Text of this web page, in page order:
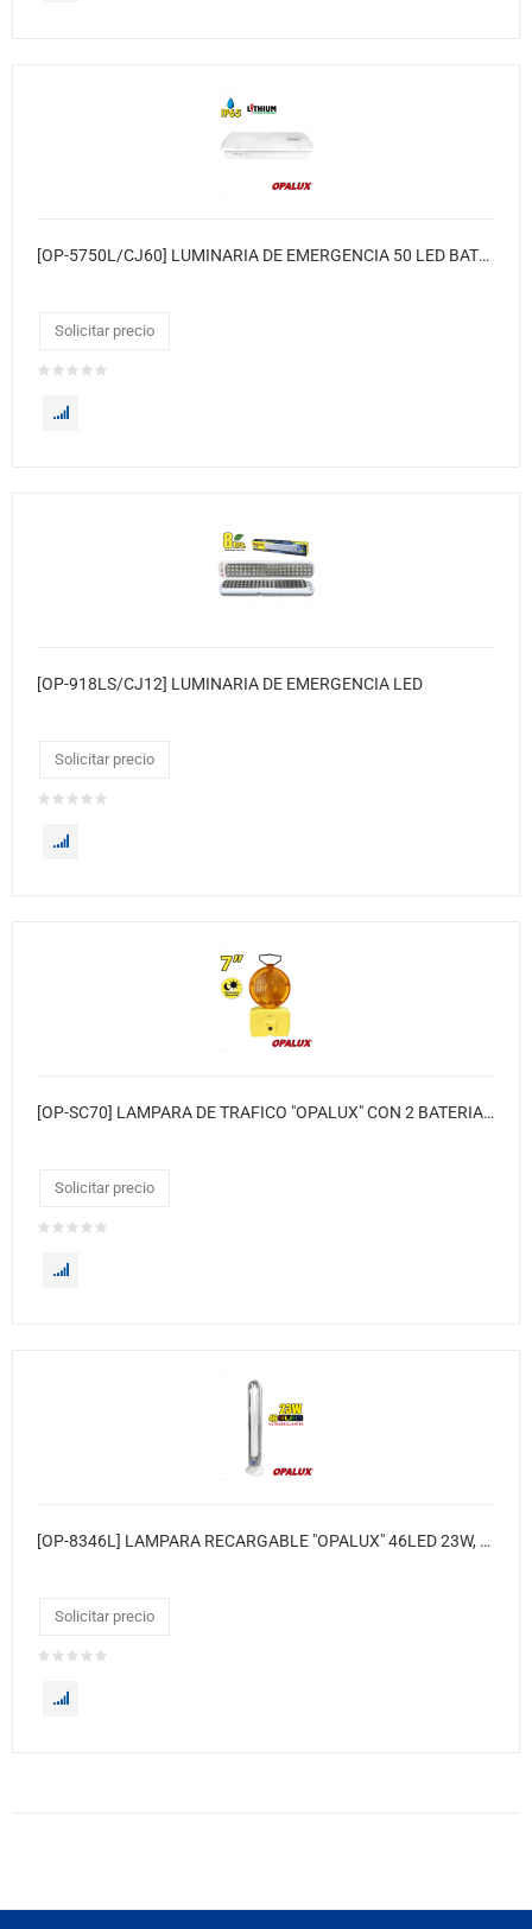
[OP-5750L/CJ60] LUMINARIA DE EMERGENCIA 50 LED BATERÍA LITIO RECARGABLE
Solicitar precio
[OP-918LS/CJ12] LUMINARIA DE EMERGENCIA LED
Solicitar precio
[OP-SC70] LAMPARA DE TRAFICO "OPALUX" CON 2 BATERIAS/FOTOCELDA
Solicitar precio
[OP-8346L] LAMPARA RECARGABLE "OPALUX" 46LED 23W, 2 BAT 4V/1.6AH C/DIMMER, CONEXIÓN CARGA 220V Y 6V C/GANCHO P/COLGAR (CJX25)
Solicitar precio